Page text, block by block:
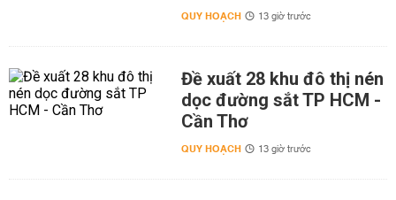
QUY HOẠCH 13 giờ trước
Đề xuất 28 khu đô thị nén
dọc đường sắt TP HCM -
Cần Thơ
QUY HOẠCH 13 giờ trước